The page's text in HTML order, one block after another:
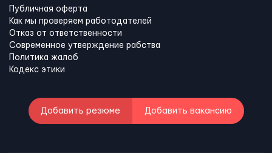
Публичная оферта
Как мы проверяем работодателей
Отказ от ответственности
Современное утверждение рабства
Политика жалоб
Кодекс этики
Добавить резюме Добавить вакансию